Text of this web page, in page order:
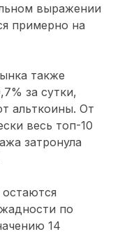
выражении
примерно на
также
за сутки,
альткоины. От
весь топ-10
затронула
по
14